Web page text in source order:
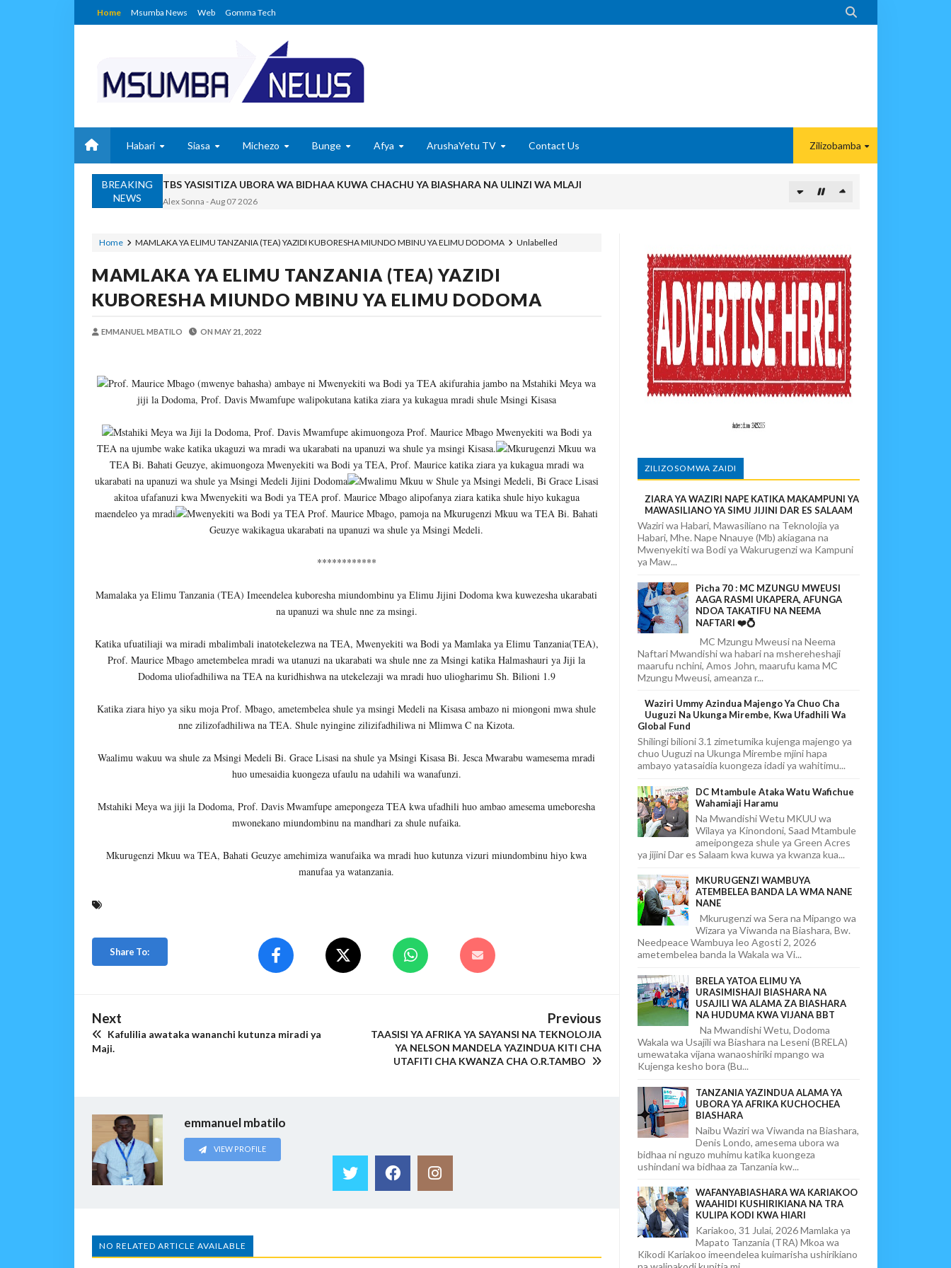
Home Msumba News Web Gomma Tech 
Habari Siasa Michezo Bunge Afya ArushaYetu TV Contact Us Zilizobamba
BREAKING
NEWS
TBS YASISITIZA UBORA WA BIDHAA KUWA CHACHU YA BIASHARA NA ULINZI WA MLAJI
Alex Sonna -Aug 07 2026
Aug 07 2026
WACHIMBAJI WADOGO NAMUNGO WAOMBA MAFUNZO ENDELEVU YA USALAMA NA AFYA KAZINI
OSCAR ASSENGA- Aug 07 2026
EWURA KANDA YA KATI YATOA WITO KUHUSU LESENI ZA MAFUNDI UMEME,MAONESHO YA NANENANE
Alex Sonna- Aug 07 2026
WASIRA AWAPONGEZA NA KUWAAGA WAJUMBE WA BODI MNMA WALIOMALIZA MUDA WAO
MSUMBA- Aug 07 2026
UTALII KIDIJITALI NDIO HABARI YA DODOMA.
WANAFUNZI WA MTEMI MAZENGO WATOA ELIMU YA VIPIMO KWA NAIBU WAZIRI LONDO NANE NANE
MSUMBA-Aug 07 2026
LONDO AITAKA FCC KUWAFIKIA WANANCHI WENGI ZAIDI KUCHOCHEA THAMANI YA MAZAO
Alex Sonna-Aug 07 2026
BOT YAZINDUA KIELELEZO CHA FAIDA REJEA YA DHAMANA ZA SERIKALI KUBORESHA UWEKEZAJI
OSCAR ASSENGA-Aug 07 2026
Home Unlabelled
MAMLAKA YA ELIMU TANZANIA (TEA) YAZIDI KUBORESHA MIUNDO MBINU YA ELIMU DODOMA
MAMLAKA YA ELIMU TANZANIA (TEA) YAZIDI
KUBORESHA MIUNDO MBINU YA ELIMU DODOMA
EMMANUEL MBATILO ON MAY 21, 2022
Prof. Maurice Mbago (mwenye bahasha) ambaye ni Mwenyekiti wa Bodi ya TEA akifurahia jambo na Mstahiki Meya wa
jiji la Dodoma, Prof. Davis Mwamfupe walipokutana katika ziara ya kukagua mradi shule Msingi Kisasa
Mstahiki Meya wa Jiji la Dodoma, Prof. Davis Mwamfupe akimuongoza Prof. Maurice Mbago Mwenyekiti wa Bodi ya
TEA na ujumbe wake katika ukaguzi wa mradi wa ukarabati na upanuzi wa shule ya msingi Kisasa.
Mkurugenzi Mkuu wa
TEA Bi. Bahati Geuzye, akimuongoza Mwenyekiti wa Bodi ya TEA, Prof. Maurice katika ziara ya kukagua mradi wa
ukarabati na upanuzi wa shule ya Msingi Medeli Jijini Dodoma
Mwalimu Mkuu w Shule ya Msingi Medeli, Bi Grace Lisasi
akitoa ufafanuzi kwa Mwenyekiti wa Bodi ya TEA prof. Maurice Mbago alipofanya ziara katika shule hiyo kukagua
maendeleo ya mradi
Mwenyekiti wa Bodi ya TEA Prof. Maurice Mbago, pamoja na Mkurugenzi Mkuu wa TEA Bi. Bahati
Geuzye wakikagua ukarabati na upanuzi wa shule ya Msingi Medeli.
************
Mamalaka ya Elimu Tanzania (TEA) Imeendelea kuboresha miundombinu ya Elimu Jijini Dodoma kwa kuwezesha ukarabati
na upanuzi wa shule nne za msingi.
Katika ufuatiliaji wa miradi mbalimbali inatotekelezwa na TEA, Mwenyekiti wa Bodi ya Mamlaka ya Elimu Tanzania(TEA),
Prof. Maurice Mbago ametembelea mradi wa utanuzi na ukarabati wa shule nne za Msingi katika Halmashauri ya Jiji la
Dodoma uliofadhiliwa na TEA na kuridhishwa na utekelezaji wa mradi huo uliogharimu Sh. Bilioni 1.9
Katika ziara hiyo ya siku moja Prof. Mbago, ametembelea shule ya msingi Medeli na Kisasa ambazo ni miongoni mwa shule
nne zilizofadhiliwa na TEA. Shule nyingine zilizifadhiliwa ni Mlimwa C na Kizota.
Waalimu wakuu wa shule za Msingi Medeli Bi. Grace Lisasi na shule ya Msingi Kisasa Bi. Jesca Mwarabu wamesema mradi
huo umesaidia kuongeza ufaulu na udahili wa wanafunzi.
Mstahiki Meya wa jiji la Dodoma, Prof. Davis Mwamfupe amepongeza TEA kwa ufadhili huo ambao amesema umeboresha
mwonekano miundombinu na mandhari za shule nufaika.
Mkurugenzi Mkuu wa TEA, Bahati Geuzye amehimiza wanufaika wa mradi huo kutunza vizuri miundombinu hiyo kwa
manufaa ya watanzania.
Share To:
Next
Kafulilia awataka wananchi kutunza miradi ya
Maji.
Previous
TAASISI YA AFRIKA YA SAYANSI NA TEKNOLOJIA
YA NELSON MANDELA YAZINDUA KITI CHA
UTAFITI CHA KWANZA CHA O.R.TAMBO
emmanuel mbatilo
VIEW PROFILE
NO RELATED ARTICLE AVAILABLE
ZILIZOSOMWA ZAIDI
ZIARA YA WAZIRI NAPE KATIKA MAKAMPUNI YA
MAWASILIANO YA SIMU JIJINI DAR ES SALAAM
Waziri wa Habari, Mawasiliano na Teknolojia ya
Habari, Mhe. Nape Nnauye (Mb) akiagana na
Mwenyekiti wa Bodi ya Wakurugenzi wa Kampuni
ya Maw...
Picha 70 : MC MZUNGU MWEUSI
AAGA RASMI UKAPERA, AFUNGA
NDOA TAKATIFU NA NEEMA
NAFTARI ❤️💍
MC Mzungu Mweusi na Neema
Naftari Mwandishi wa habari na mshereheshaji
maarufu nchini, Amos John, maarufu kama MC
Mzungu Mweusi, ameanza r...
Waziri Ummy Azindua Majengo Ya Chuo Cha
Uuguzi Na Ukunga Mirembe, Kwa Ufadhili Wa
Global Fund
Shilingi bilioni 3.1 zimetumika kujenga majengo ya
chuo Uuguzi na Ukunga Mirembe mjini hapa
ambayo yatasaidia kuongeza idadi ya wahitimu...
DC Mtambule Ataka Watu Wafichue
Wahamiaji Haramu
Na Mwandishi Wetu MKUU wa
Wilaya ya Kinondoni, Saad Mtambule
ameipongeza shule ya Green Acres
ya jijini Dar es Salaam kwa kuwa ya kwanza kua...
MKURUGENZI WAMBUYA
ATEMBELEA BANDA LA WMA NANE
NANE
Mkurugenzi wa Sera na Mipango wa
Wizara ya Viwanda na Biashara, Bw.
Needpeace Wambuya leo Agosti 2, 2026
ametembelea banda la Wakala wa Vi...
BRELA YATOA ELIMU YA
URASIMISHAJI BIASHARA NA
USAJILI WA ALAMA ZA BIASHARA
NA HUDUMA KWA VIJANA BBT
Na Mwandishi Wetu, Dodoma
Wakala wa Usajili wa Biashara na Leseni (BRELA)
umewataka vijana wanaoshiriki mpango wa
Kujenga kesho bora (Bu...
TANZANIA YAZINDUA ALAMA YA
UBORA YA AFRIKA KUCHOCHEA
BIASHARA
Naibu Waziri wa Viwanda na Biashara,
Denis Londo, amesema ubora wa
bidhaa ni nguzo muhimu katika kuongeza
ushindani wa bidhaa za Tanzania kw...
WAFANYABIASHARA WA KARIAKOO
WAAHIDI KUSHIRIKIANA NA TRA
KULIPA KODI KWA HIARI
Kariakoo, 31 Julai, 2026 Mamlaka ya
Mapato Tanzania (TRA) Mkoa wa
Kikodi Kariakoo imeendelea kuimarisha ushirikiano